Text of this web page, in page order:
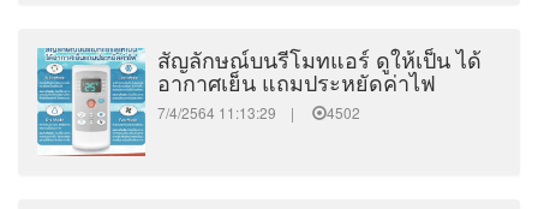
สัญลักษณ์บนรีโมทแอร์ ดูให้เป็น ได้
อากาศเย็น แถมประหยัดค่าไฟ
7/4/2564 11:13:29 | 4502